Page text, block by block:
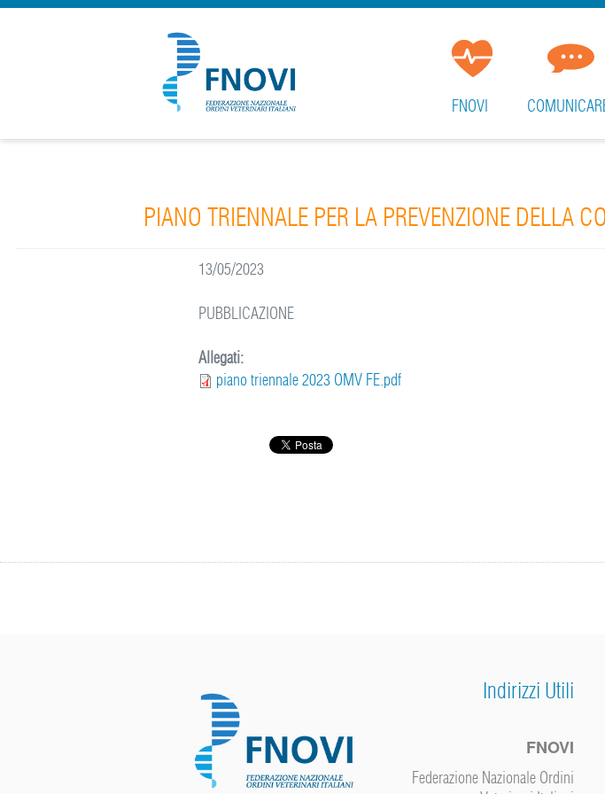
FNOVI
PIANO TRIENNALE PER LA PREVENZIONE DELLA
13/05/2023
PUBBLICAZIONE
Allegati:
piano triennale 2023 OMV FE.pdf
Indirizzi Utili
FNOVI
Federazione Nazionale Ordini